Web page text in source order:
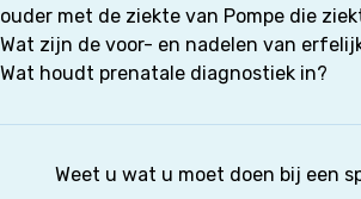
ouder met de ziekte van Pompe die
Wat zijn de voor- en nadelen van
Wat houdt prenatale diagnostiek in?
Weet u wat u moet doen bij een